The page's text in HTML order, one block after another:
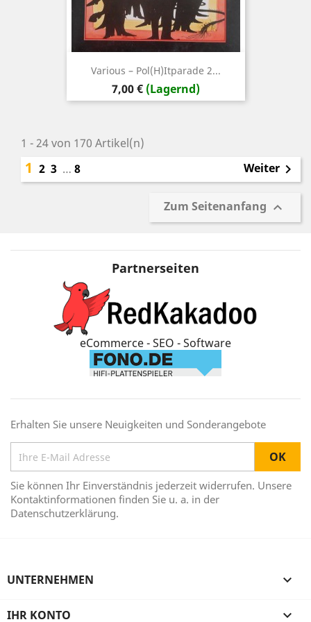
Various – Pol(H)itparade 2...
Preis
7,00 € (Lagernd)
1 - 24 von 170 Artikel(n)
1 2 3 … 8 Weiter 
Zum Seitenanfang 
Partnerseiten
eCommerce - SEO - Software
Erhalten Sie unsere Neuigkeiten und Sonderangebote
Sie können Ihr Einverständnis jederzeit widerrufen. Unsere
Kontaktinformationen finden Sie u. a. in der
Datenschutzerklärung.
UNTERNEHMEN 
IHR KONTO 